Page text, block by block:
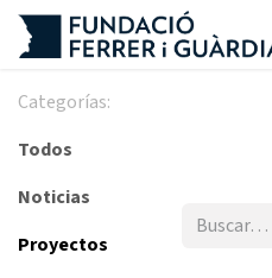
Ir al contenido
Categorías:
Todos
Noticias
Proyectos